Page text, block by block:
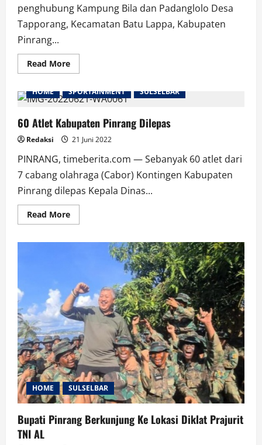
penghubung Kampung Bila dan Padanglolo Desa
Tapporang, Kecamatan Batu Lappa, Kabupaten
Pinrang...
Read MoreRead
more
Penghubung
Kampung
Dan
Padanglolo
Mengkhawatirkan
HOME SPORTAINMENT SULSELBAR
60 Atlet Kabupaten Pinrang Dilepas
Redaksi 21 Juni 2022
PINRANG, timeberita.com — Sebanyak 60 atlet dari
7 cabang olahraga (Cabor) Kontingen Kabupaten
Pinrang dilepas Kepala Dinas...
Read MoreRead
more
Kabupaten
HOME SULSELBAR
Bupati Pinrang Berkunjung Ke Lokasi Diklat Prajurit
TNI AL